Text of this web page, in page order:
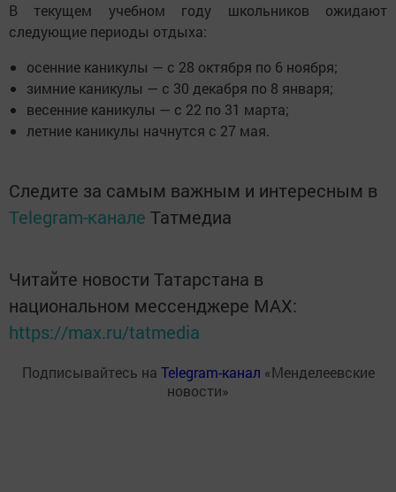
В текущем учебном году школьников ожидают
следующие периоды отдыха:
осенние каникулы — с 28 октября по 6 ноября;
зимние каникулы — с 30 декабря по 8 января;
весенние каникулы — с 22 по 31 марта;
летние каникулы начнутся с 27 мая.
Следите за самым важным и интересным в
Telegram-канале Татмедиа
Читайте новости Татарстана в
национальном мессенджере MАХ:
https://max.ru/tatmedia
Подписывайтесь на Telegram-канал «Менделеевские
новости»